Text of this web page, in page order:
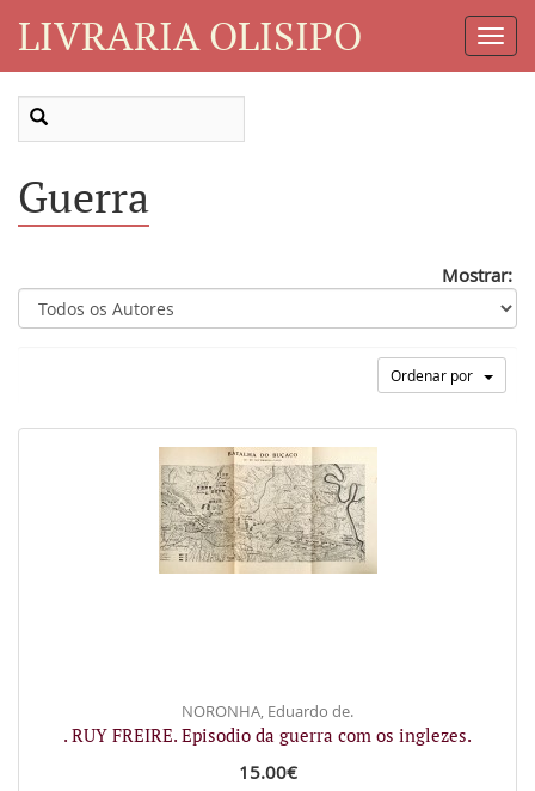
LIVRARIA OLISIPO
Guerra
Mostrar:
Ordenar por
NORONHA, Eduardo de.
. RUY FREIRE. Episodio da guerra com os inglezes.
15.00€